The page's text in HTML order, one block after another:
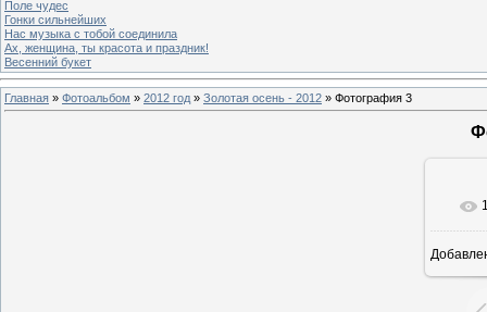
Поле чудес
Гонки сильнейших
Нас музыка с тобой соединила
Ах, женщина, ты красота и праздник!
Весенний букет
Главная » Фотоальбом » 2012 год » Золотая осень - 2012 » Фотография 3